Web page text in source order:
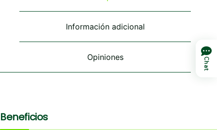
elegir
la
página
producto
elegir
página
Información adicional
Opiniones
Beneficios
Chat